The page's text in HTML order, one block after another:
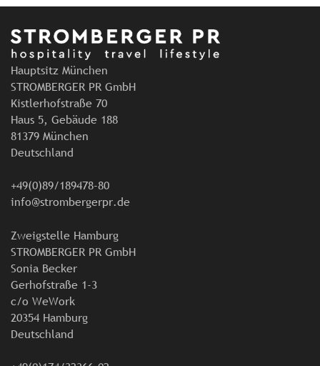
Hauptsitz München
STROMBERGER PR GmbH
Kistlerhofstraße 70
Haus 5, Gebäude 188
81379 München
Deutschland
+49(0)89/189478-80
info@strombergerpr.de
Zweigstelle Hamburg
STROMBERGER PR GmbH
Sonia Becker
Gerhofstraße 1-3
c/o WeWork
20354 Hamburg
Deutschland